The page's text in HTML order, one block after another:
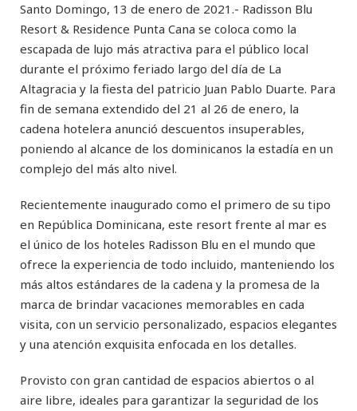
Santo Domingo, 13 de enero de 2021.- Radisson Blu
Resort & Residence Punta Cana se coloca como la
escapada de lujo más atractiva para el público local
durante el próximo feriado largo del día de La
Altagracia y la fiesta del patricio Juan Pablo Duarte. Para
fin de semana extendido del 21 al 26 de enero, la
cadena hotelera anunció descuentos insuperables,
poniendo al alcance de los dominicanos la estadía en un
complejo del más alto nivel.
Recientemente inaugurado como el primero de su tipo
en República Dominicana, este resort frente al mar es
el único de los hoteles Radisson Blu en el mundo que
ofrece la experiencia de todo incluido, manteniendo los
más altos estándares de la cadena y la promesa de la
marca de brindar vacaciones memorables en cada
visita, con un servicio personalizado, espacios elegantes
y una atención exquisita enfocada en los detalles.
Provisto con gran cantidad de espacios abiertos o al
aire libre, ideales para garantizar la seguridad de los